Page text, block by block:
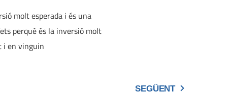
molt esperada i és una
perquè és la inversió molt
i en vinguin
SEGÜENT